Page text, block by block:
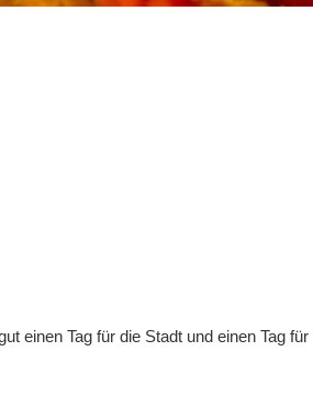
einen Tag für die Stadt und einen Tag für